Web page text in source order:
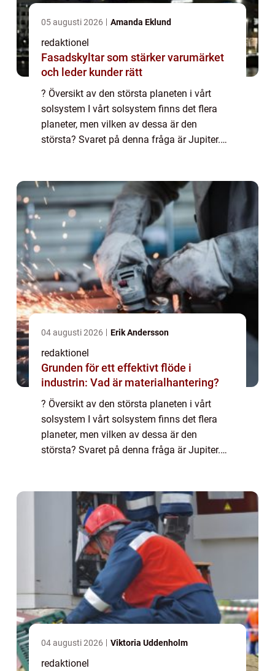
05 augusti 2026 Amanda Eklund
redaktionel
Fasadskyltar som stärker varumärket
och leder kunder rätt
? Översikt av den största planeten i vårt
solsystem I vårt solsystem finns det flera
planeter, men vilken av dessa är den
största? Svaret på denna fråga är Jupiter.
04 augusti 2026 Erik Andersson
redaktionel
Grunden för ett effektivt flöde i
industrin: Vad är materialhantering?
? Översikt av den största planeten i vårt
solsystem I vårt solsystem finns det flera
planeter, men vilken av dessa är den
största? Svaret på denna fråga är Jupiter.
04 augusti 2026 Viktoria Uddenholm
redaktionel